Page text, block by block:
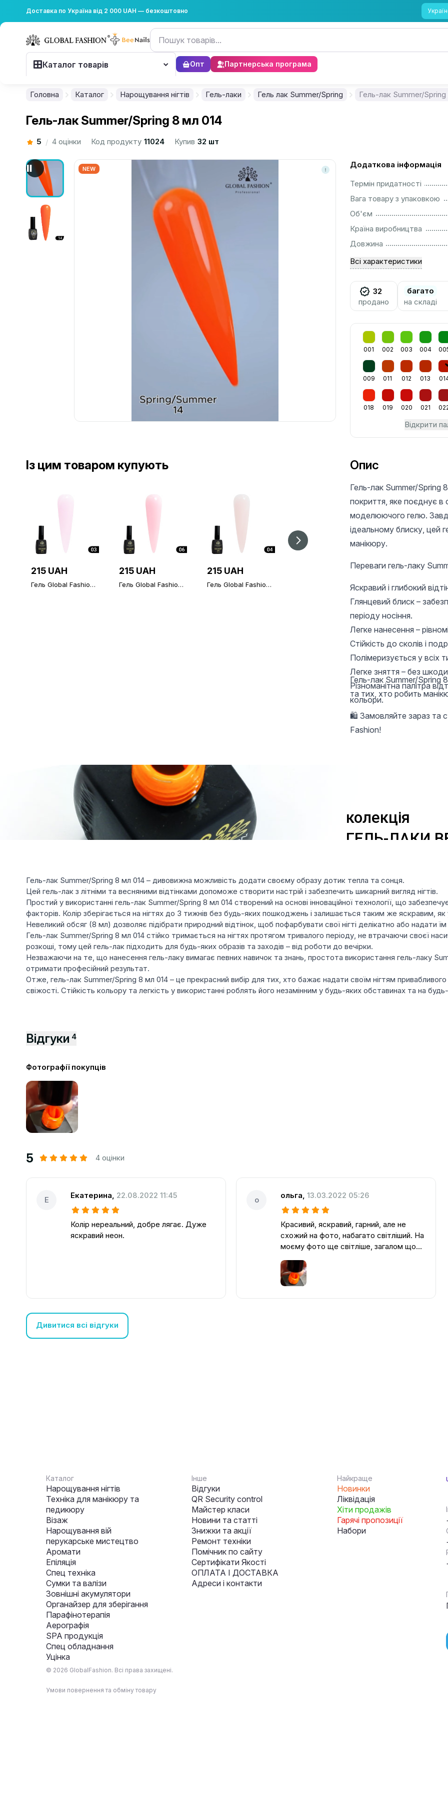
Доставка по Україна від 2 000 UAH — безкоштовно
Каталог товарів Опт Партнерська програма
Головна Каталог Нарощування нігтів Гель-лаки Гель лак Summer/Spring Гель-лак Summer/
Гель-лак Summer/Spring 8 мл 014
5 / 4 оцінки Код продукту 11024 Купив 32 шт
NEW
Додаткова інформація
Термін придатності
Вага товару з упаковкою
Об'єм
Країна виробництва
Довжина
Всі характеристики
32
продано
багато
на складі
001 002 003 004
009 011 012 013
018 019 020 021
Відкрити
Із цим товаром купують
215 UAH
Гель Global Fashion
215 UAH
Гель Global Fashion
215 UAH
Гель Global Fashion
Каучукова база для
Fashion, Strong Long
165 UAH
Гель лак Shine
Spectrum 307, 8 мл
Опис
Гель-лак Summer/Spring
покриття, яке поєднує в
моделюючого гелю.
ідеальному блиску, цей
манікюру.
Переваги гель-лаку
Яскравий і глибокий
Глянцевий блиск –
періоду носіння.
Легке нанесення –
Стійкість до сколів і
Полімеризується у всіх
Легке зняття – без шкоди
Різноманітна палітра
кольори.
Гель-лак Summer/Spring
та тих, хто робить
🛍 Замовляйте зараз та
Fashion!
Гель-лак Summer/Spring 8 мл 014 – дивовижна можливість додати своєму образу дотик тепла та сонця.
Цей гель-лак з літніми та весняними відтінками допоможе створити настрій і забезпечить шикарний вигляд нігтів.
Простий у використанні гель-лак Summer/Spring 8 мл 014 створений на основі інноваційної технології, що
факторів. Колір зберігається на нігтях до 3 тижнів без будь-яких пошкоджень і залишається таким же яскравим,
Невеликий обсяг (8 мл) дозволяє підібрати природний відтінок, щоб пофарбувати свої нігті делікатно або надати
Гель-лак Summer/Spring 8 мл 014 стійко тримається на нігтях протягом тривалого періоду, не втрачаючи своєї
розкоші, тому цей гель-лак підходить для будь-яких образів та заходів – від роботи до вечірки.
Незважаючи на те, що нанесення гель-лаку вимагає певних навичок та знань, простота використання гель-лаку
отримати професійний результат.
Отже, гель-лак Summer/Spring 8 мл 014 – це прекрасний вибір для тих, хто бажає надати своїм нігтям
свіжості. Стійкість кольору та легкість у використанні роблять його незамінним у будь-яких обставинах та на
Відгуки 4
Фотографії покупців
5 4 оцінки
Е Екатерина 22.08.2022 11:45
Колір нереальний, добре лягає. Дуже
яскравий неон.
о ольга 13.03.2022 05:26
Красивий, яскравий, гарний, але не
схожий на фото, набагато світліший. На
моєму фото ще світліше, загалом щось
Дивитися всі відгуки
Каталог
Нарощування нігтів
Техніка для манікюру та
педикюру
Візаж
Нарощування вій
перукарське мистецтво
Аромати
Епіляція
Спец техніка
Сумки та валізи
Зовнішні акумулятори
Органайзер для зберігання
Парафінотерапія
Аерографія
SPA продукція
Спец обладнання
Уцінка
Інше
Відгуки
QR Security control
Майстер класи
Новини та статті
Знижки та акції
Ремонт техніки
Помічник по сайту
Сертифікати Якості
ОПЛАТА І ДОСТАВКА
Адреси і контакти
Найкраще
Новинки
Ліквідація
Хіти продажів
Гарячі пропозиції
Набори
© 2026 GlobalFashion. Всі права захищені.
Умови повернення та обміну товару